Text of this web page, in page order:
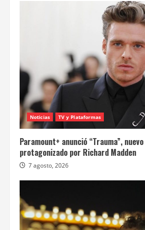
Noticias TV y Plataformas
Paramount+ anunció “Trauma”,
protagonizado por Richard Madden
7 agosto, 2026